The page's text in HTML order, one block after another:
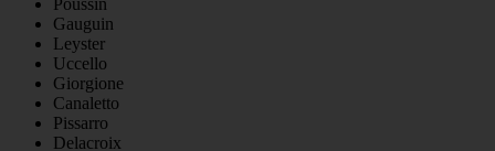
Poussin
Gauguin
Leyster
Uccello
Giorgione
Canaletto
Pissarro
Delacroix